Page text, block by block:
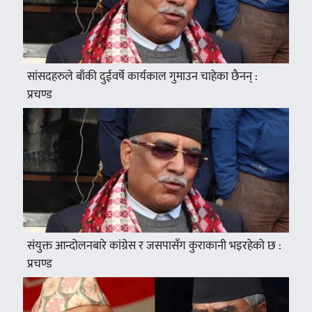
सांसदहरुले बाँकी दुईवर्षे कार्यकाल गुमाउन चाहेका छैनन् :
प्रचण्ड
संयुक्त आन्दोलनबारे कांग्रेस र जसपासँग कुराकानी भइरहेको छ :
प्रचण्ड